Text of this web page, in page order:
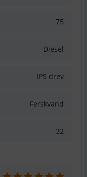
75
Diesel
IPS drev
Ferskvand
32